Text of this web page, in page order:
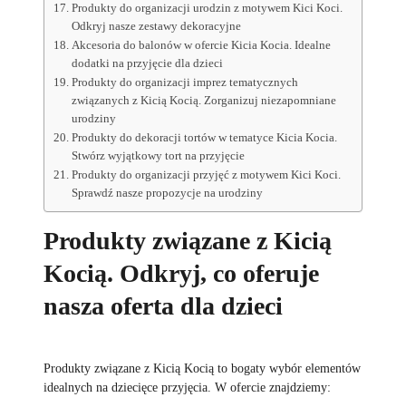
Produkty do organizacji urodzin z motywem Kici Koci.
Odkryj nasze zestawy dekoracyjne
Akcesoria do balonów w ofercie Kicia Kocia. Idealne
dodatki na przyjęcie dla dzieci
Produkty do organizacji imprez tematycznych
związanych z Kicią Kocią. Zorganizuj niezapomniane
urodziny
Produkty do dekoracji tortów w tematyce Kicia Kocia.
Stwórz wyjątkowy tort na przyjęcie
Produkty do organizacji przyjęć z motywem Kici Koci.
Sprawdź nasze propozycje na urodziny
Produkty związane z Kicią
Kocią. Odkryj, co oferuje
nasza oferta dla dzieci
Produkty związane z Kicią Kocią to bogaty wybór elementów
idealnych na dziecięce przyjęcia. W ofercie znajdziemy: